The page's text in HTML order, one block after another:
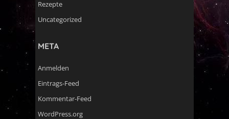
Rezepte
Uncategorized
META
Anmelden
Eintrags-Feed
Kommentar-Feed
WordPress.org